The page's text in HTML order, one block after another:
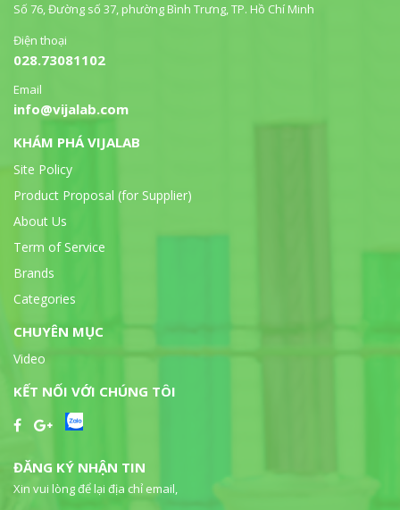
Số 76, Đường số 37, phường Bình Trưng, TP. Hồ Chí Minh
Điện thoại
028.73081102
Email
info@vijalab.com
KHÁM PHÁ VIJALAB
Site Policy
Product Proposal (for Supplier)
About Us
Term of Service
Brands
Categories
CHUYÊN MỤC
Video
KẾT NỐI VỚI CHÚNG TÔI
ĐĂNG KÝ NHẬN TIN
Xin vui lòng để lại địa chỉ email,